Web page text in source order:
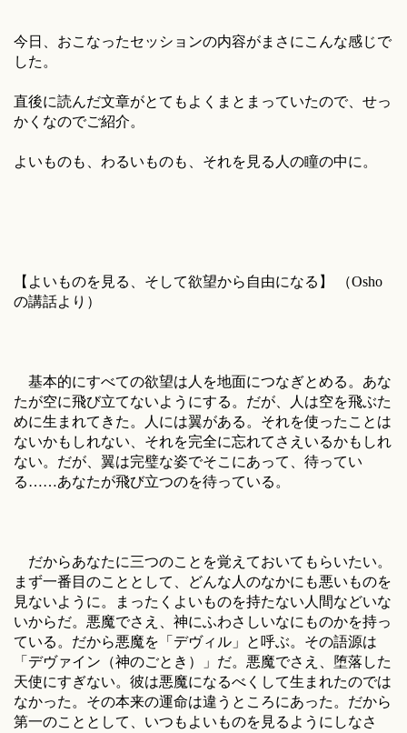
今日、おこなったセッションの内容がまさにこんな感じで
した。
直後に読んだ文章がとてもよくまとまっていたので、せっ
かくなのでご紹介。
よいものも、わるいものも、それを見る人の瞳の中に。
【よいものを見る、そして欲望から自由になる】 （Osho
の講話より）
基本的にすべての欲望は人を地面につなぎとめる。あな
たが空に飛び立てないようにする。だが、人は空を飛ぶた
めに生まれてきた。人には翼がある。それを使ったことは
ないかもしれない、それを完全に忘れてさえいるかもしれ
ない。だが、翼は完璧な姿でそこにあって、待ってい
る……あなたが飛び立つのを待っている。
だからあなたに三つのことを覚えておいてもらいたい。
まず一番目のこととして、どんな人のなかにも悪いものを
見ないように。まったくよいものを持たない人間などいな
いからだ。悪魔でさえ、神にふわさしいなにものかを持っ
ている。だから悪魔を「デヴィル」と呼ぶ。その語源は
「デヴァイン（神のごとき）」だ。悪魔でさえ、堕落した
天使にすぎない。彼は悪魔になるべくして生まれたのでは
なかった。その本来の運命は違うところにあった。だから
第一のこととして、いつもよいものを見るようにしなさ